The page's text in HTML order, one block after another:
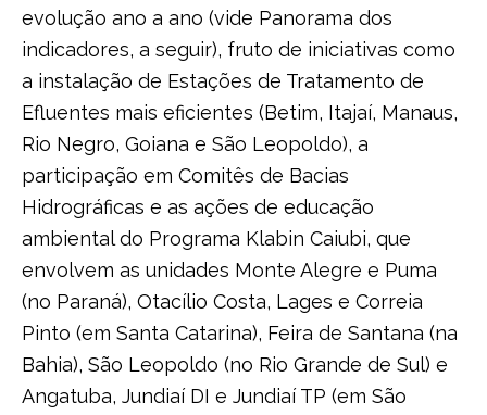
evolução ano a ano (vide Panorama dos
indicadores, a seguir), fruto de iniciativas como
a instalação de Estações de Tratamento de
Efluentes mais eficientes (Betim, Itajaí, Manaus,
Rio Negro, Goiana e São Leopoldo), a
participação em Comitês de Bacias
Hidrográficas e as ações de educação
ambiental do Programa Klabin Caiubi, que
envolvem as unidades Monte Alegre e Puma
(no Paraná), Otacílio Costa, Lages e Correia
Pinto (em Santa Catarina), Feira de Santana (na
Bahia), São Leopoldo (no Rio Grande de Sul) e
Angatuba, Jundiaí DI e Jundiaí TP (em São